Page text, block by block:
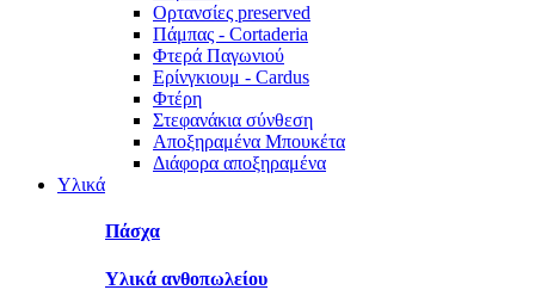
Ορτανσίες preserved
Πάμπας - Cortaderia
Φτερά Παγωνιού
Ερίνγκιουμ - Cardus
Φτέρη
Στεφανάκια σύνθεση
Αποξηραμένα Μπουκέτα
Διάφορα αποξηραμένα
Υλικά
Πάσχα
Υλικά ανθοπωλείου